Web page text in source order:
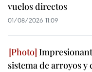
vuelos directos
01/08/2026 11:09
sistema de arroyos y